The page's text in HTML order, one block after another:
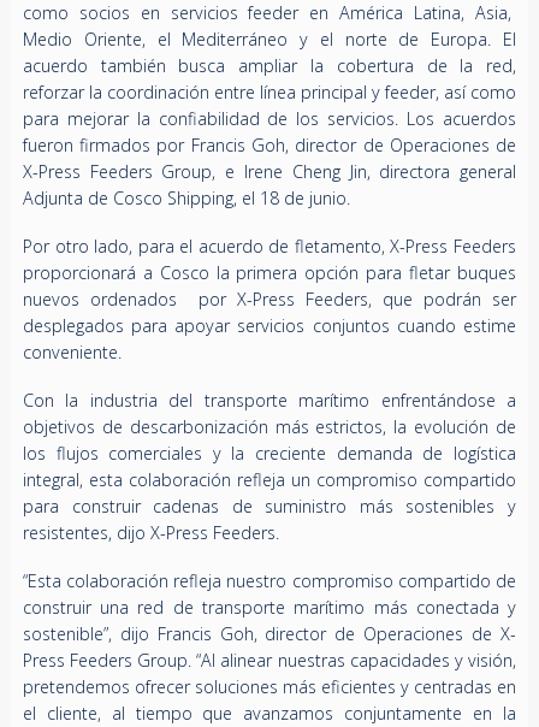
como socios en servicios feeder en América Latina, Asia,
Medio Oriente, el Mediterráneo y el norte de Europa. El
acuerdo también busca ampliar la cobertura de la red,
reforzar la coordinación entre línea principal y feeder, así como
para mejorar la confiabilidad de los servicios. Los acuerdos
fueron firmados por Francis Goh, director de Operaciones de
X-Press Feeders Group, e Irene Cheng Jin, directora general
Adjunta de Cosco Shipping, el 18 de junio.
Por otro lado, para el acuerdo de fletamento, X-Press Feeders
proporcionará a Cosco la primera opción para fletar buques
nuevos ordenados por X-Press Feeders, que podrán ser
desplegados para apoyar servicios conjuntos cuando estime
conveniente.
Con la industria del transporte marítimo enfrentándose a
objetivos de descarbonización más estrictos, la evolución de
los flujos comerciales y la creciente demanda de logística
integral, esta colaboración refleja un compromiso compartido
para construir cadenas de suministro más sostenibles y
resistentes, dijo X-Press Feeders.
“Esta colaboración refleja nuestro compromiso compartido de
construir una red de transporte marítimo más conectada y
sostenible”, dijo Francis Goh, director de Operaciones de X-
Press Feeders Group. “Al alinear nuestras capacidades y visión,
pretendemos ofrecer soluciones más eficientes y centradas en
el cliente, al tiempo que avanzamos conjuntamente en la